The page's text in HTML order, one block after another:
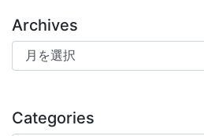
Archives
Archives
Categories